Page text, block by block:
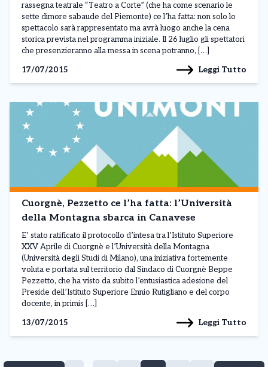
rassegna teatrale “Teatro a Corte” (che ha come scenario le
sette dimore sabaude del Piemonte) ce l’ha fatta: non solo lo
spettacolo sarà rappresentato ma avrà luogo anche la cena
storica prevista nel programma iniziale. Il 26 luglio gli spettatori
che presenzieranno alla messa in scena potranno, […]
17/07/2015
Leggi Tutto
Cuorgnè, Pezzetto ce l’ha fatta: l’Università
della Montagna sbarca in Canavese
E’ stato ratificato il protocollo d’intesa tra l’Istituto Superiore
XXV Aprile di Cuorgnè e l’Università della Montagna
(Università degli Studi di Milano), una iniziativa fortemente
voluta e portata sul territorio dal Sindaco di Cuorgnè Beppe
Pezzetto, che ha visto da subito l’entusiastica adesione del
Preside dell’Istituto Superiore Ennio Rutigliano e del corpo
docente, in primis […]
13/07/2015
Leggi Tutto